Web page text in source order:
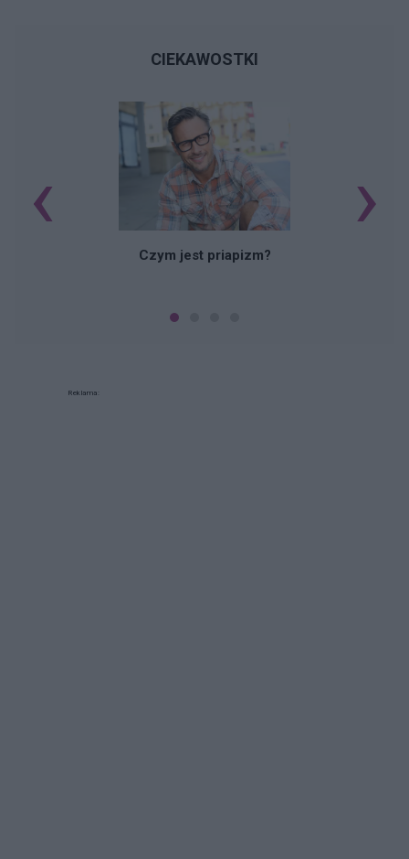
CIEKAWOSTKI
Czym jest priapizm?
‹ ›
Reklama: